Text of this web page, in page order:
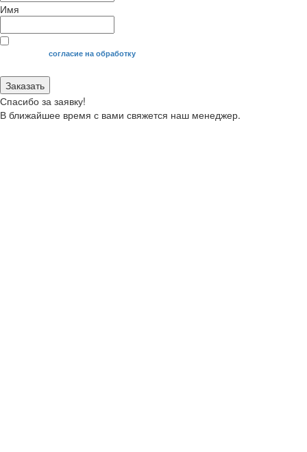
Имя
Я даю своесогласие на обработку
Заказать
Спасибо за заявку!
В ближайшее время с вами свяжется наш менеджер.